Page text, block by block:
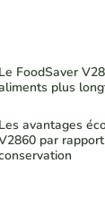
Le FoodSaver
plus
Les avantages
par